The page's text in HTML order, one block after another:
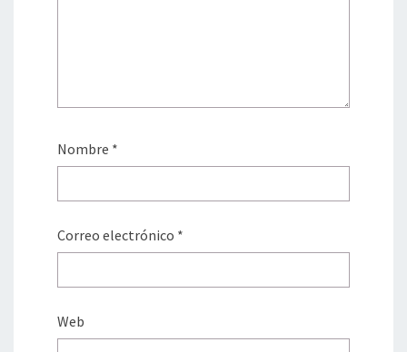
Nombre *
Correo electrónico *
Web